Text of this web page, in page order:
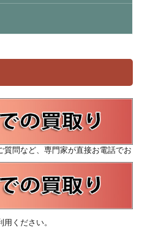
問など、専門家が直接お電話でお
ください。